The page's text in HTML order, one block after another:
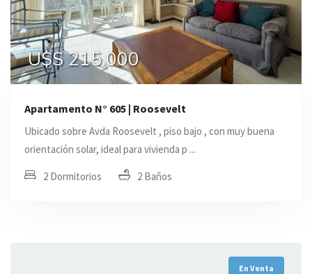
U$S 215.000
Apartamento N° 605 | Roosevelt
Ubicado sobre Avda Roosevelt , piso bajo , con muy buena
orientación solar, ideal para vivienda p ...
2 Dormitorios 2 Baños
En Venta